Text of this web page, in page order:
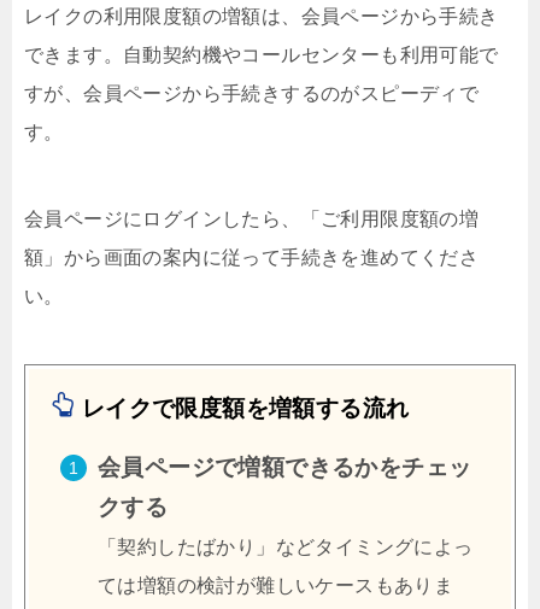
レイクの利用限度額の増額は、会員ページから手続き
できます。自動契約機やコールセンターも利用可能で
すが、会員ページから手続きするのがスピーディで
す。
会員ページにログインしたら、「ご利用限度額の増
額」から画面の案内に従って手続きを進めてくださ
い。
レイクで限度額を増額する流れ
会員ページで増額できるかをチェッ
クする
「契約したばかり」などタイミングによっ
ては増額の検討が難しいケースもありま